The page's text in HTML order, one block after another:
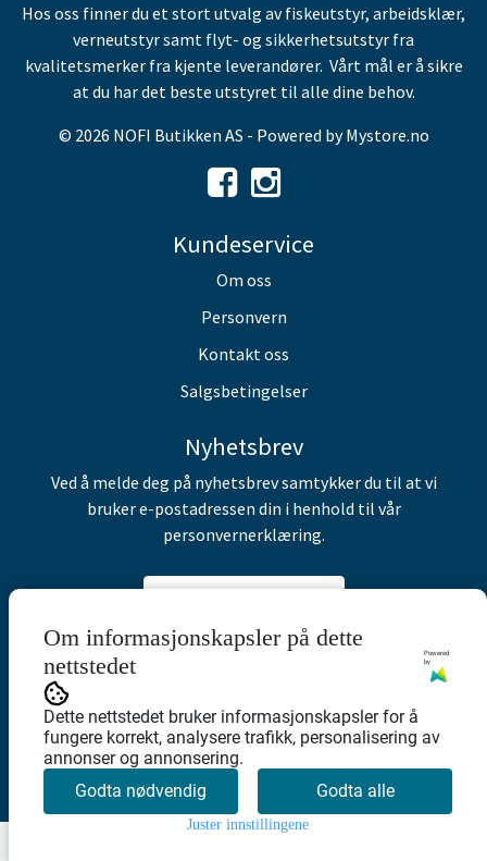
Hos oss finner du et stort utvalg av fiskeutstyr, arbeidsklær,
verneutstyr samt flyt- og sikkerhetsutstyr fra
kvalitetsmerker fra kjente leverandører. Vårt mål er å sikre
at du har det beste utstyret til alle dine behov.
© 2026 NOFI Butikken AS - Powered byMystore.no
Kundeservice
Om oss
Personvern
Kontakt oss
Salgsbetingelser
Nyhetsbrev
Ved å melde deg på nyhetsbrev samtykker du til at vi
bruker e-postadressen din i henhold til vår
personvernerklæring.
Abonner på nyhetsbrev
Om informasjonskapsler på dette
nettstedet
Powered
by
Dette nettstedet bruker informasjonskapsler for å
fungere korrekt, analysere trafikk, personalisering av
annonser og annonsering.
Godta nødvendig
Godta alle
Juster innstillingene